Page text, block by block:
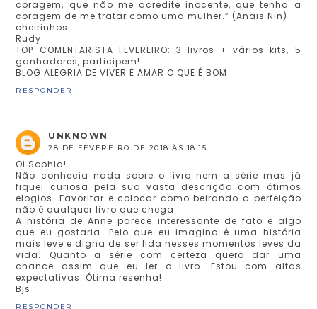
coragem, que não me acredite inocente, que tenha a
coragem de me tratar como uma mulher.” (Anaïs Nin)
cheirinhos
Rudy
TOP COMENTARISTA FEVEREIRO: 3 livros + vários kits, 5
ganhadores, participem!
BLOG ALEGRIA DE VIVER E AMAR O QUE É BOM
RESPONDER
UNKNOWN
28 DE FEVEREIRO DE 2018 ÀS 18:15
Oi Sophia!
Não conhecia nada sobre o livro nem a série mas já
fiquei curiosa pela sua vasta descrição com ótimos
elogios. Favoritar e colocar como beirando a perfeição
não é qualquer livro que chega.
A história de Anne parece interessante de fato e algo
que eu gostaria. Pelo que eu imagino é uma história
mais leve e digna de ser lida nesses momentos leves da
vida. Quanto a série com certeza quero dar uma
chance assim que eu ler o livro. Estou com altas
expectativas. Ótima resenha!
Bjs
RESPONDER